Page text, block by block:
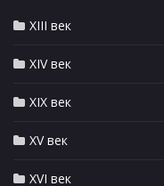
XIII век
XIV век
XIX век
XV век
XVI век